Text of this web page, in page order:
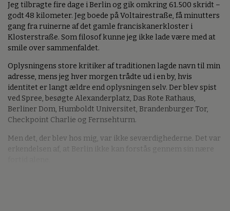
Jeg tilbragte fire dage i Berlin og gik omkring 61.500 skridt –
godt 48 kilometer. Jeg boede på Voltairestraße, få minutters
gang fra ruinerne af det gamle franciskanerkloster i
Klosterstraße. Som filosof kunne jeg ikke lade være med at
smile over sammenfaldet.
Oplysningens store kritiker af traditionen lagde navn til min
adresse, mens jeg hver morgen trådte ud i en by, hvis
identitet er langt ældre end oplysningen selv. Der blev spist
ved Spree, besøgte Alexanderplatz, Das Rote Rathaus,
Berliner Dom, Humboldt Universitet, Brandenburger Tor,
Checkpoint Charlie og Fernsehturm.
Men det, der blev hos mig, var ikke seværdighederne. Det var
erkendelsen af, at Berlin ikke kan forstås gennem sin nære